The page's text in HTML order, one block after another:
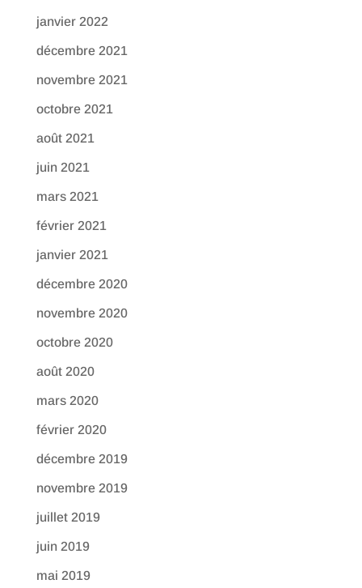
janvier 2022
décembre 2021
novembre 2021
octobre 2021
août 2021
juin 2021
mars 2021
février 2021
janvier 2021
décembre 2020
novembre 2020
octobre 2020
août 2020
mars 2020
février 2020
décembre 2019
novembre 2019
juillet 2019
juin 2019
mai 2019